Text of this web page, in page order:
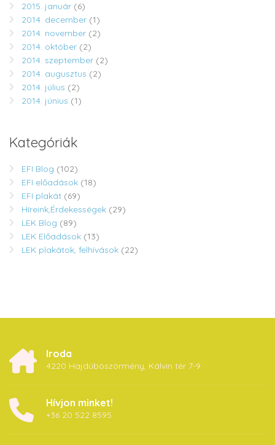
2015. január (6)
2014. december (1)
2014. november (2)
2014. október (2)
2014. szeptember (2)
2014. augusztus (2)
2014. július (2)
2014. június (1)
Kategóriák
EFI Blog (102)
EFI előadások (18)
EFI plakát (69)
Híreink,Érdekességek (29)
LEK Blog (89)
LEK Előadások (13)
LEK plakátok, felhívások (22)
Iroda
4220 Hajdúböszörmény, Kálvin tér 7-9
Hívjon minket!
+36 20 522 8595